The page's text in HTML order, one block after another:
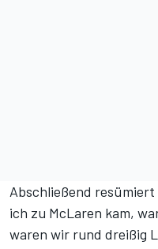
Abschließend resümiert
ich zu McLaren kam,
waren wir rund dreißig